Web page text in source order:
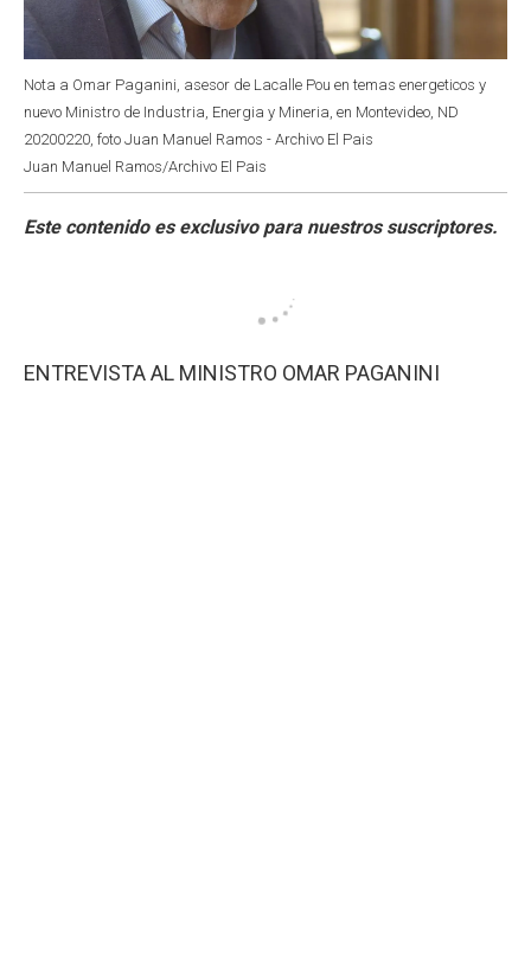
Nota a Omar Paganini, asesor de Lacalle Pou en temas energeticos y
nuevo Ministro de Industria, Energia y Mineria, en Montevideo, ND
20200220, foto Juan Manuel Ramos - Archivo El Pais
Juan Manuel Ramos/Archivo El Pais
ENTREVISTA AL MINISTRO OMAR PAGANINI